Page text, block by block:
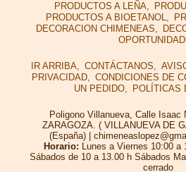
PRODUCTOS A LEÑA
PRODUCTOS A BIOETANOL
DECORACION CHIMENEAS
IR ARRIBA CONTÁCTANOS
PRIVACIDAD
CONDICIONES DE
UN PEDIDO
POLÍTICAS
Poligono Villanueva, Calle Isaac
ZARAGOZA. ( VILLANUEVA DE
(España) |
Horario: Lunes a Viernes 10:00 a
Sábados de 10 a 13.00 h Sábados
cerrado